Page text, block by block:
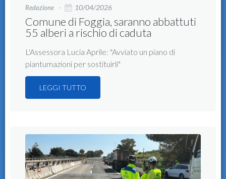
Redazione 10/04/2026
Comune di Foggia, saranno abbattuti
55 alberi a rischio di caduta
L'Assessora Lucia Aprile: "Avviato un piano di
piantumazioni per sostituirli"
LEGGI TUTTO